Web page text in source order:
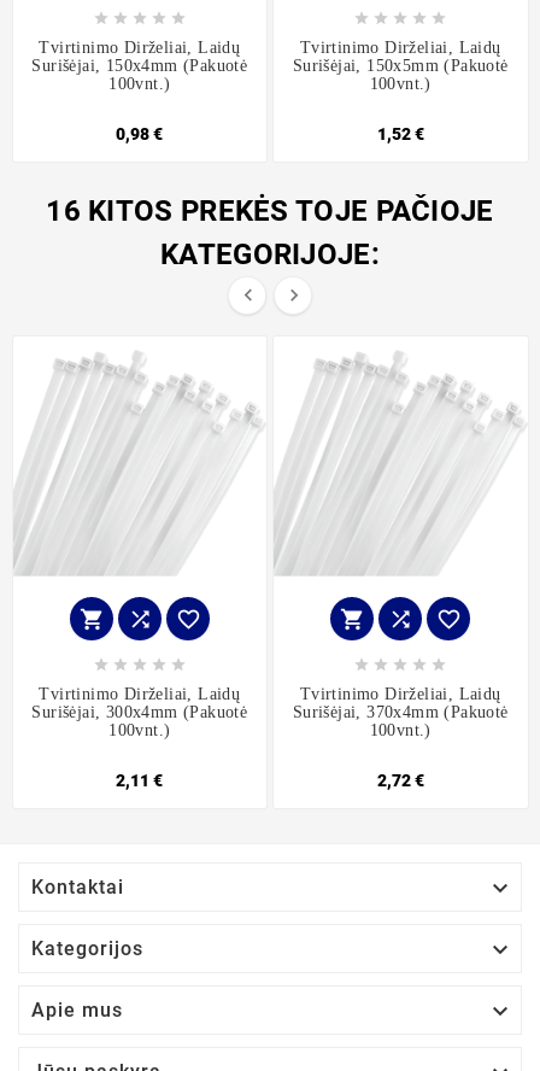
    
Tvirtinimo Dirželiai, Laidų
Surišėjai, 150x4mm (pakuotė
100vnt.)
0,98 €
    
Tvirtinimo Dirželiai, Laidų
Surišėjai, 150x5mm (pakuotė
100vnt.)
1,52 €
16 KITOS PREKĖS TOJE PAČIOJE
KATEGORIJOJE:
 
  
    
Tvirtinimo Dirželiai, Laidų
Surišėjai, 300x4mm (pakuotė
100vnt.)
2,11 €
  
    
Tvirtinimo Dirželiai, Laidų
Surišėjai, 370x4mm (pakuotė
100vnt.)
2,72 €
Kontaktai 
Kategorijos 
Apie mus 